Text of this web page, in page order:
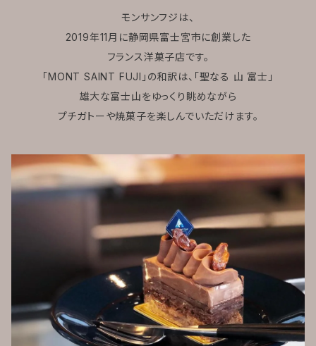
モンサンフジは、
2019年11月に静岡県富士宮市に創業した
フランス洋菓子店です。
「MONT SAINT FUJI」の和訳は、「聖なる 山 富士」
雄大な富士山をゆっくり眺めながら
プチガトーや焼菓子を楽しんでいただけます。